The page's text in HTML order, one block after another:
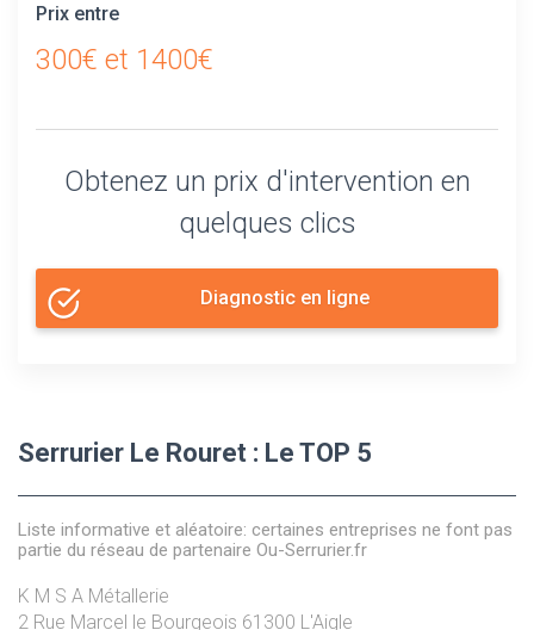
Prix entre
300€ et 1400€
Obtenez un prix d'intervention en
quelques clics
Diagnostic en ligne
Serrurier Le Rouret : Le TOP 5
Liste informative et aléatoire: certaines entreprises ne font pas
partie du réseau de partenaire Ou-Serrurier.fr
K M S A Métallerie
2 Rue Marcel le Bourgeois 61300 L'Aigle